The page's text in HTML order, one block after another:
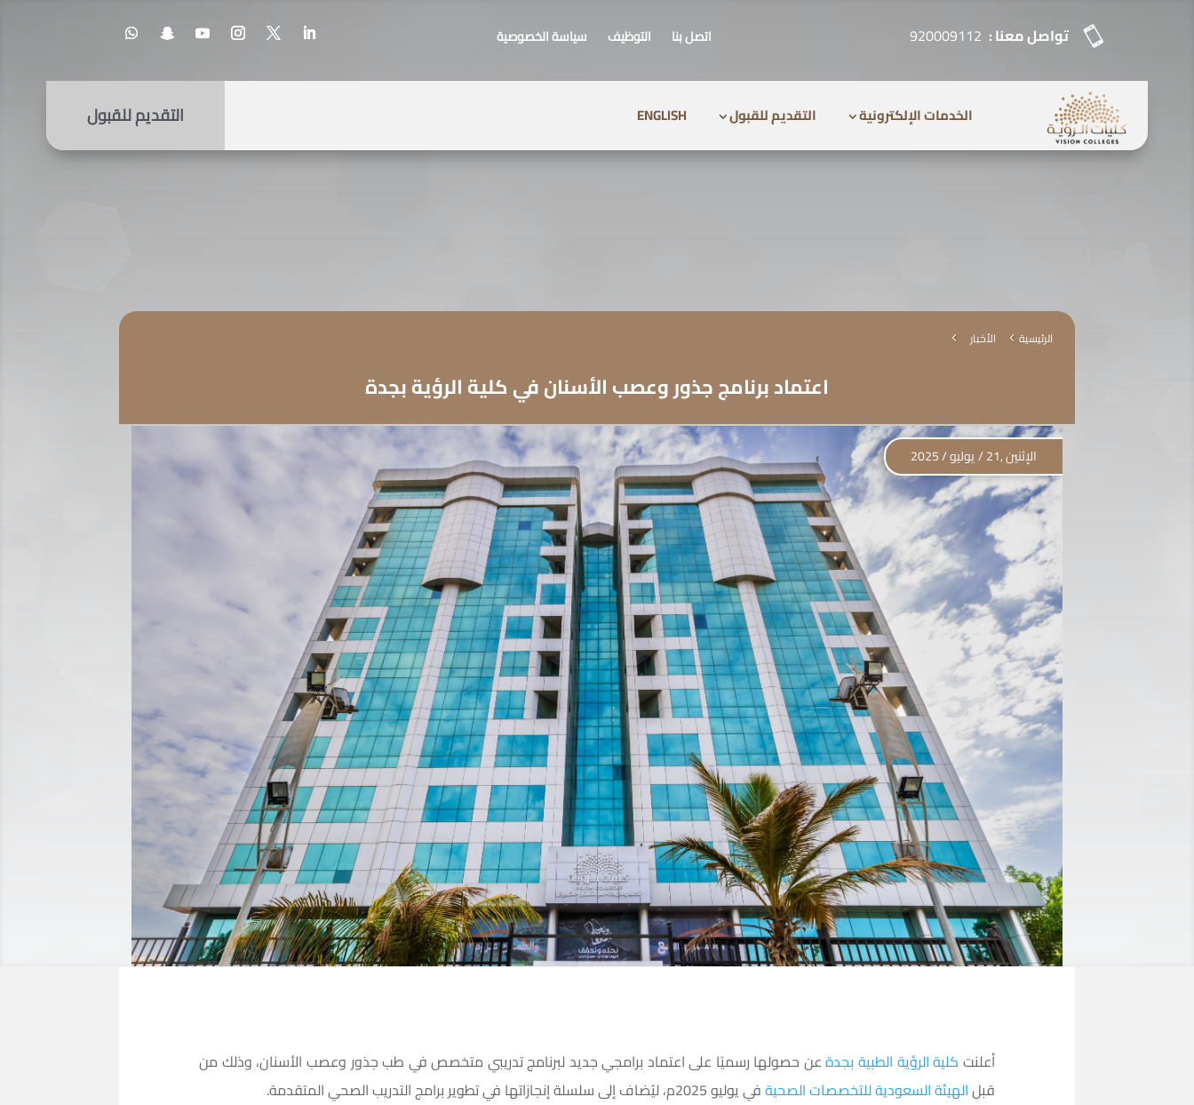
 تواصل معنا : 920009112 اتصل بنا التوظيف سياسة الخصوصية
الخدمات الإلكترونية التقديم للقبول ENGLISH التقديم للقبول
الرئيسية 4 الأخبار 4
اعتماد برنامج جذور وعصب الأسنان في كلية الرؤية بجدة
الإثنين ,21 / يوليو / 2025
أعلنت كلية الرؤية الطبية بجدةعن حصولها رسميًا على اعتماد برامجي جديد لبرنامج تدريبي متخصص في طب جذور وعصب الأسنان، وذلك من
قبلالهيئة السعودية للتخصصات الصحيةفي يوليو 2025م، ليُضاف إلى سلسلة إنجازاتها في تطوير برامج التدريب الصحي المتقدمة.